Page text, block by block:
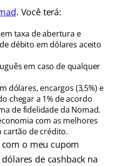
. Você terá:
taxa de abertura e
débito em dólares aceito
em caso de qualquer
dólares, encargos (3,5%) e
chegar a 1% de acordo
de fidelidade da Nomad.
com as melhores
cartão de crédito.
com o meu cupom
dólares de cashback na